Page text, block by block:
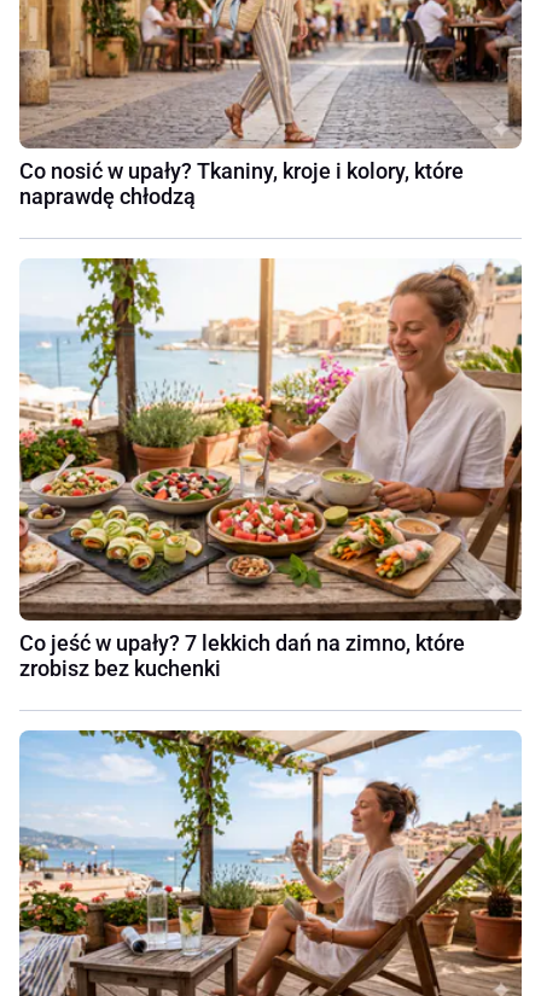
Co nosić w upały? Tkaniny, kroje i kolory, które
naprawdę chłodzą
Co jeść w upały? 7 lekkich dań na zimno, które
zrobisz bez kuchenki